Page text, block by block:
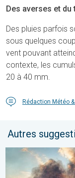
Des averses et du
Des pluies parfois
sous quelques
vent pouvant
contexte, les
20 à 40 mm.
Rédaction Météo
Autres
Des feux font rage